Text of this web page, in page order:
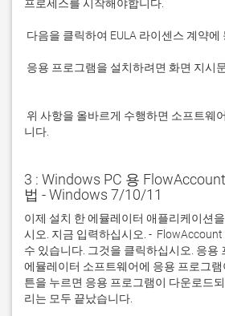
니다.
3 : Windows PC 용
법 - Windows 7/10/11
이제 설치 한 에뮬레이터 애플리케이션
시오. 지금 입력하십시오. -
수 있습니다. 그것을 클릭하십시오. 응용
에뮬레이터 소프트웨어에 응용 프로그
튼을 누르면 응용 프로그램이 다운로드